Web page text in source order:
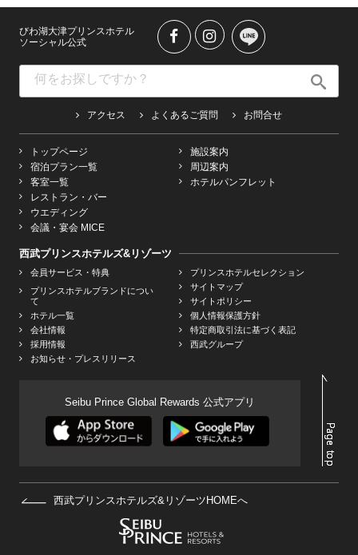
びわ湖大津プリンスホテル
ソーシャル公式
アクセス よくあるご質問 お問合せ
トップページ
宿泊プラン一覧
客室一覧
レストラン・バー
ウエディング
会議・宴会 MICE
施設案内
周辺案内
ホテルパンフレット
西武プリンスホテルズ&リゾーツ
会員サービス・特典
プリンスホテルブランドについ
て
ホテル一覧
会社情報
採用情報
お知らせ・プレスリリース
プリンスホテルセレクション
サイトマップ
サイトポリシー
個人情報保護方針
特定商取引法に基づく表記
西武グループ
Seibu Prince Global Rewards 公式アプリ
西武プリンスホテルズ&リゾーツHOMEへ